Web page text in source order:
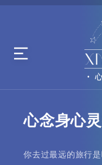
心念身心
你去过最远的旅行